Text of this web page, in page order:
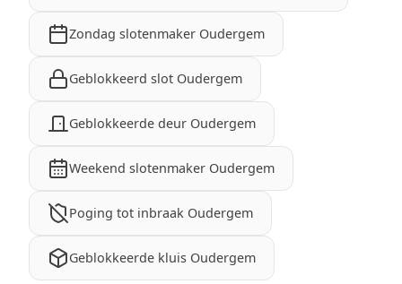
Zondag slotenmaker Oudergem
Geblokkeerd slot Oudergem
Geblokkeerde deur Oudergem
Weekend slotenmaker Oudergem
Poging tot inbraak Oudergem
Geblokkeerde kluis Oudergem